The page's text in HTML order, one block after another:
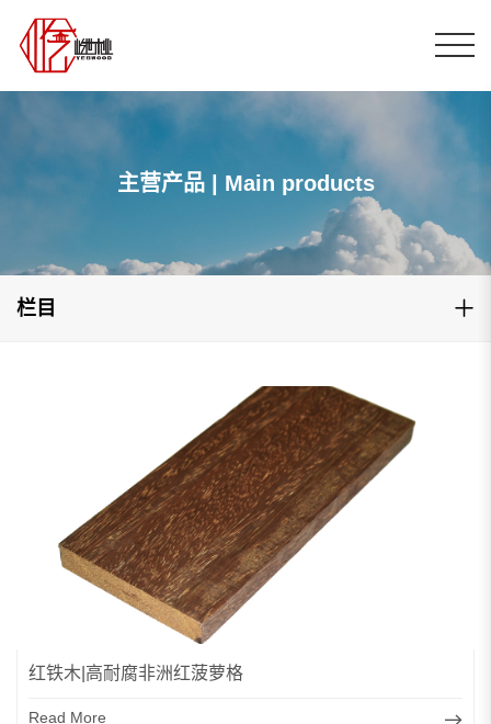
主营产品 | Main products
栏目
红铁木|高耐腐非洲红菠萝格
Read More